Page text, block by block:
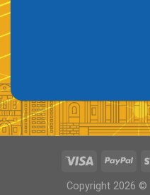
Copyright 2026 ©